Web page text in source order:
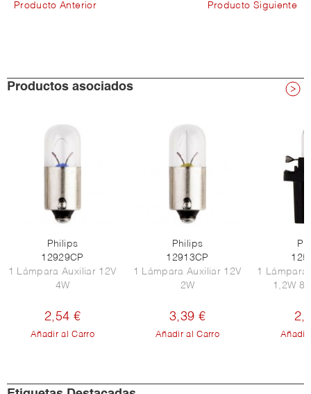
Producto Anterior Producto Siguiente
Productos asociados
Philips
12929CP
1 Lámpara Auxiliar 12V
4W
2,54 €
Añadir al Carro
Philips
12913CP
1 Lámpara Auxiliar 12V
2W
3,39 €
Añadir al Carro
1 Lámpara
1,2W
Añadir